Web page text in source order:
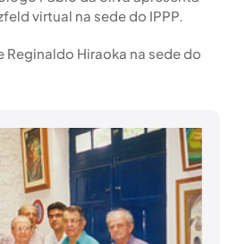
virtual na sede do IPPP.
Reginaldo Hiraoka na sede do